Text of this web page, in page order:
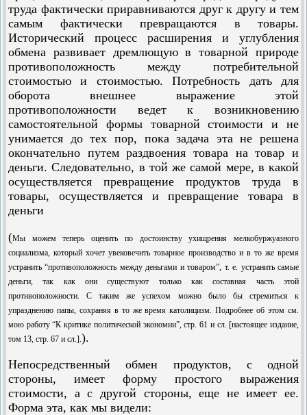
труда фактически приравниваются друг к другу и тем
самым фактически превращаются в товары.
Исторический процесс расширения и углубления
обмена развивает дремлющую в товарной природе
противоположность между потребительной
стоимостью и стоимостью. Потребность дать для
оборота внешнее выражение этой
противоположности ведет к возникновению
самостоятельной формы товарной стоимости и не
унимается до тех пор, пока задача эта не решена
окончательно путем раздвоения товара на товар и
деньги. Следовательно, в той же самой мере, в какой
осуществляется превращение продуктов труда в
товары, осуществляется и превращение товара в
деньги
(Мы можем теперь оценить по достоинству ухищрения мелкобуржуазного
социализма, который хочет увековечить товарное производство и в то же время
устра­нить “противоположность между деньгами и товаром”, т. е. устранить самые
деньги, так как они существуют только как составная часть этой
противоположности. С таким же успехом можно было бы стремиться к
упразднению папы, сохраняя в то же время католицизм. Подробнее об этом см.
мою работу “К критике политической экономии”, стр. 61 и сл. [настоящее издание,
том 13, стр. 67 и сл.]. ).
Непосредственный обмен продуктов, с одной
стороны, имеет форму простого выражения
стоимости, а с другой стороны, еще не имеет ее.
Форма эта, как мы видели: